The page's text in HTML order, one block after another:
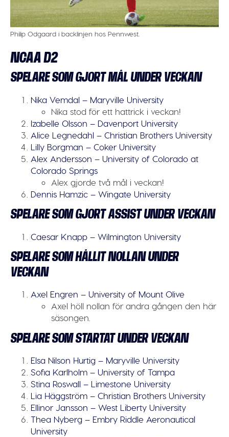
Philip Odgaard i backlinjen hos Pennwest.
NCAA D2
SPELARE SOM GJORT MÅL UNDER VECKAN
Nika Vemdal – Maryville University
Nika stod för ett hattrick i veckan!
Izabelle Olsson – Davenport University
Alice Legnedahl – Christian Brothers University
Lilly Borgman – Coker University
Alex Andersson – University of Colorado at
Colorado Springs
Alex gjorde två mål i veckan!
Dennis Hamzic – Wingate University
SPELARE SOM GJORT ASSIST UNDER VECKAN
Caesar Knapp – Wilmington University
SPELARE SOM HÅLLIT NOLLAN UNDER
VECKAN
Axel Engren – University of Mount Olive
Axel höll nollan för andra gången den här
säsongen.
SPELARE SOM STARTAT UNDER VECKAN
Elsa Nilson Hurtig – Maryville University
Sofia Karlholm – University of Tampa
Stina Roswall – Limestone University
Lia Häggström – Christian Brothers University
Ellinor Jansson – West Liberty University
Thea Nyberg – Embry Riddle Aeronautical
University